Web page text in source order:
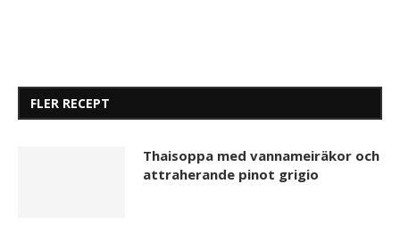
FLER RECEPT
Thaisoppa med vannameiräkor och
attraherande pinot grigio